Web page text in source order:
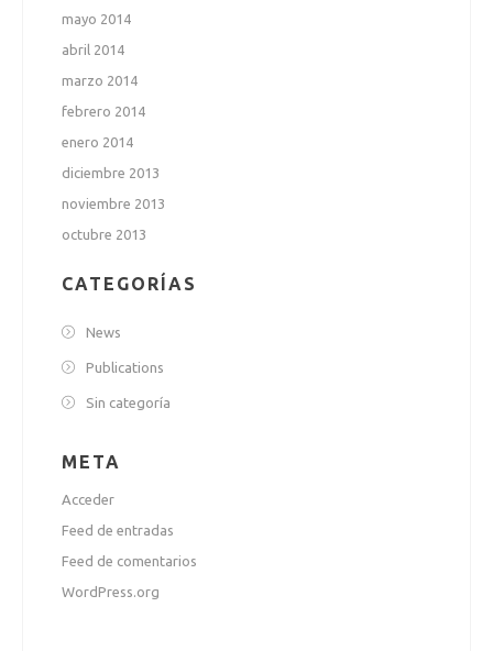
mayo 2014
abril 2014
marzo 2014
febrero 2014
enero 2014
diciembre 2013
noviembre 2013
octubre 2013
CATEGORÍAS
News
Publications
Sin categoría
META
Acceder
Feed de entradas
Feed de comentarios
WordPress.org